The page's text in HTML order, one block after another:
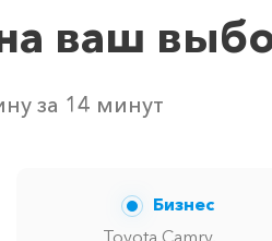
ваш
за 14 минут
Бизнес
Toyota Camry,